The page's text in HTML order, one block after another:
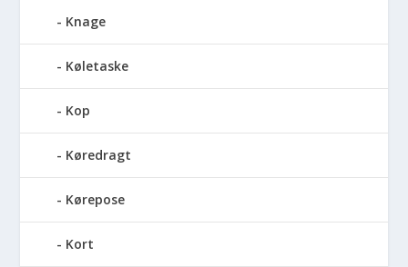
Knage
Køletaske
Kop
Køredragt
Kørepose
Kort